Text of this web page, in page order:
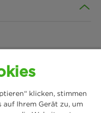
klicken, stimmen
auf Ihrem Gerät zu, um